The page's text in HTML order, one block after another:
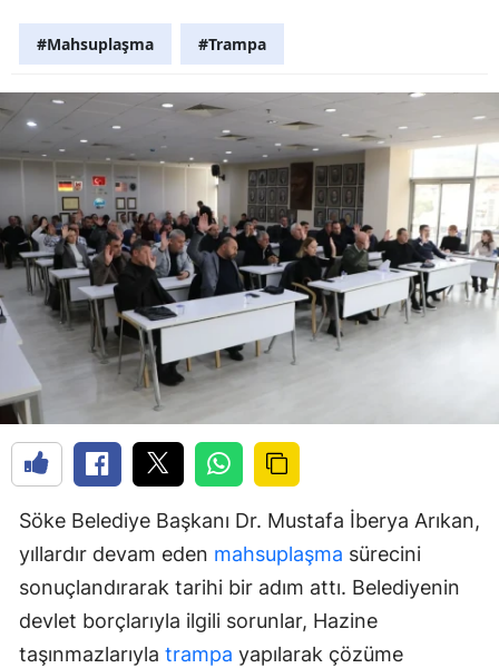
#Mahsuplaşma #Trampa
Söke Belediye Başkanı Dr. Mustafa İberya Arıkan,
yıllardır devam eden mahsuplaşma sürecini
sonuçlandırarak tarihi bir adım attı. Belediyenin
devlet borçlarıyla ilgili sorunlar, Hazine
taşınmazlarıyla trampa yapılarak çözüme